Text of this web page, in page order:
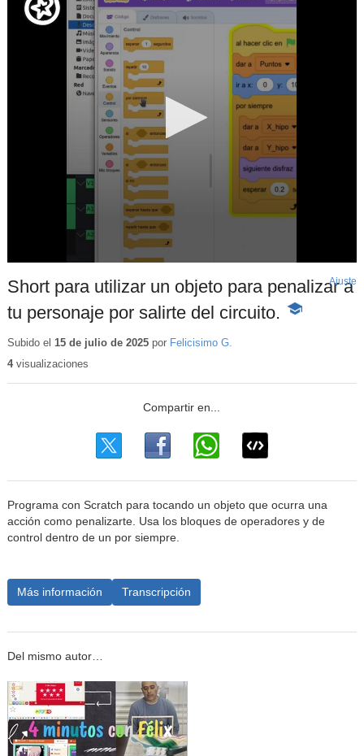
Short para utilizar un objeto para penalizar a
tu personaje por salirte del circuito.
-
Ajuste
Subido el 15 de julio de 2025por Felicisimo G.
4visualizaciones
Programa con Scratch para tocando un objeto que ocurra una
acción como penalizarte. Usa los bloques de operadores y de
control dentro de un por siempre.
Más información Transcripción
Del mismo autor…